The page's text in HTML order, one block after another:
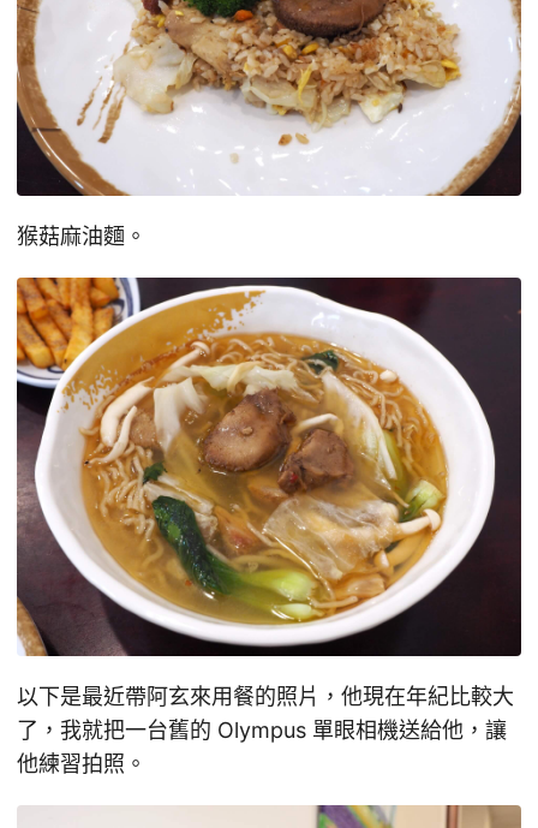
猴菇麻油麵。
以下是最近帶阿玄來用餐的照片，他現在年紀比較大
了，我就把一台舊的 Olympus 單眼相機送給他，讓
他練習拍照。